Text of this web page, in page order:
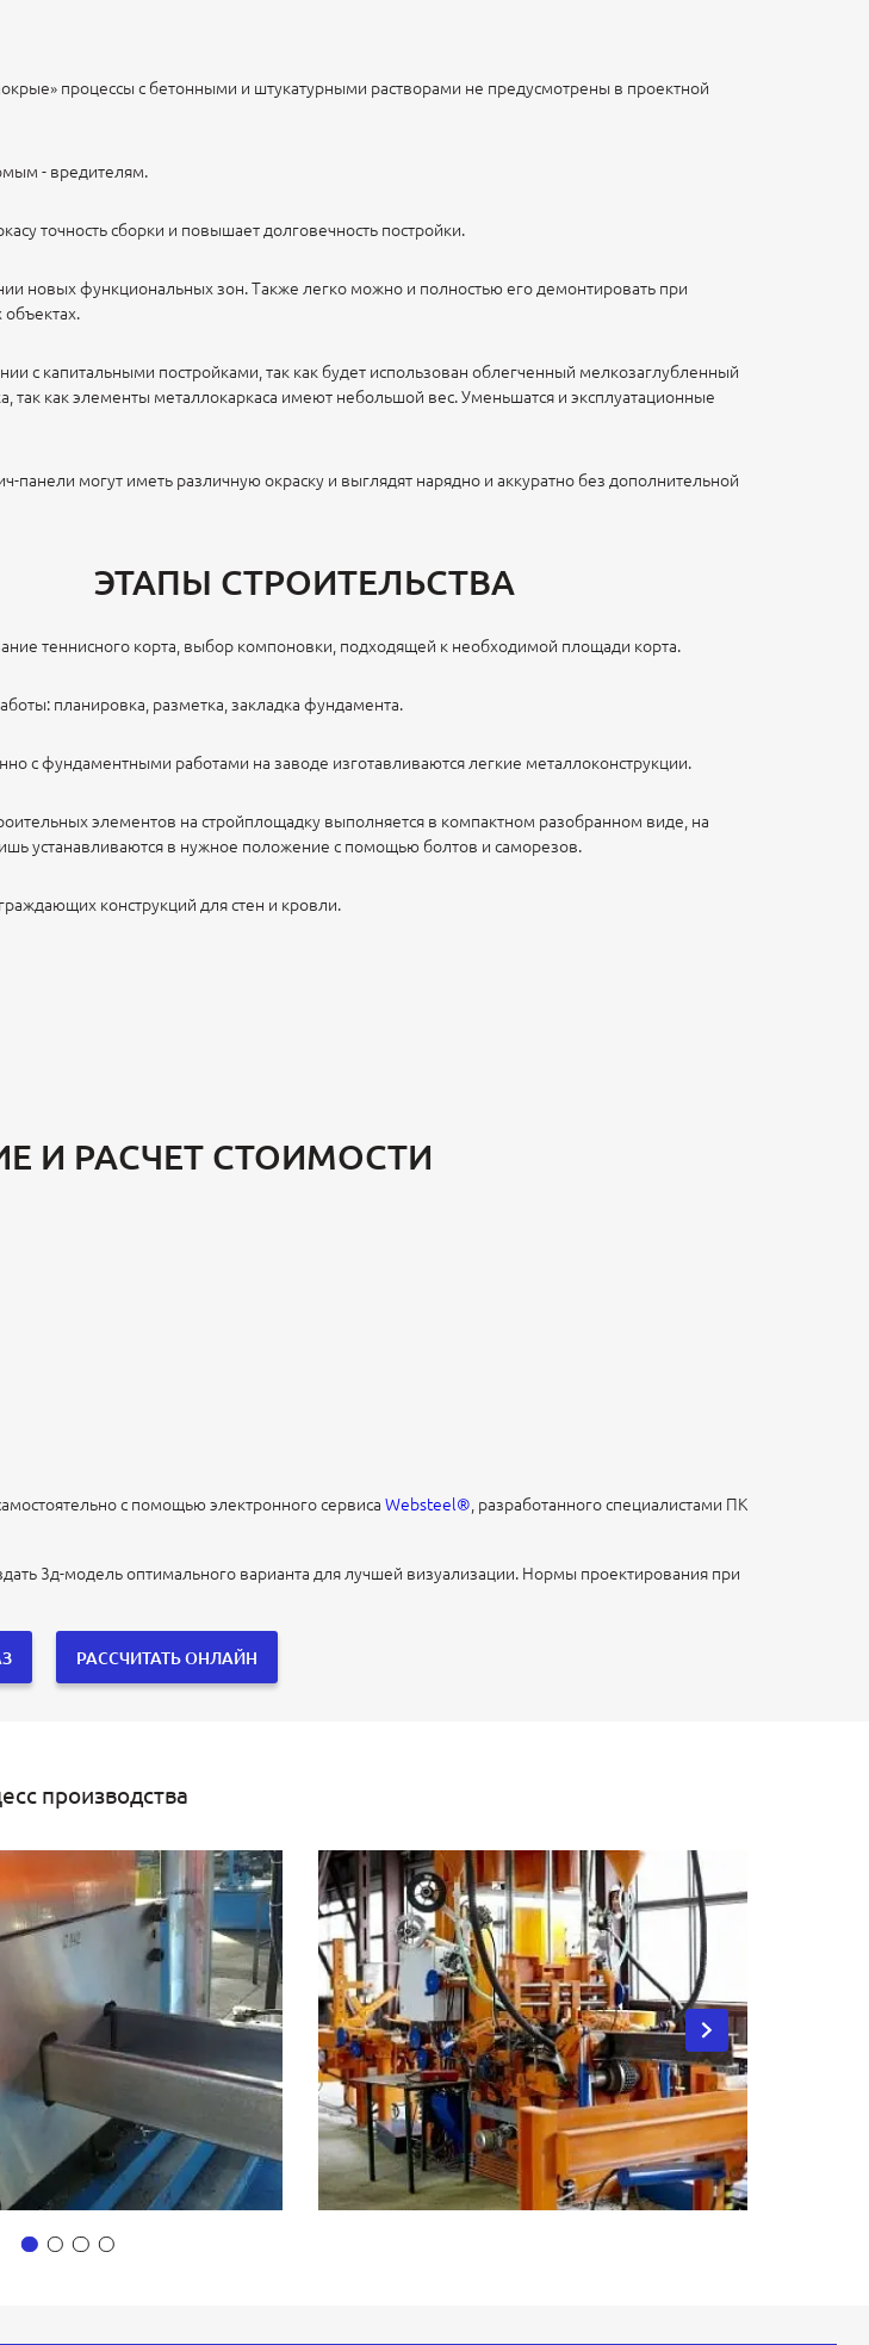
процессы с бетонными и штукатурными растворами не предусмотрены в проектной
- вредителям.
точность сборки и повышает долговечность постройки.
новых функциональных зон. Также легко можно и полностью его демонтировать при
с капитальными постройками, так как будет использован облегченный мелкозаглубленный
так как элементы металлокаркаса имеют небольшой вес. Уменьшатся и эксплуатационные
могут иметь различную окраску и выглядят нарядно и аккуратно без дополнительной
ЭТАПЫ СТРОИТЕЛЬСТВА
теннисного корта, выбор компоновки, подходящей к необходимой площади корта.
планировка, разметка, закладка фундамента.
с фундаментными работами на заводе изготавливаются легкие металлоконструкции.
элементов на стройплощадку выполняется в компактном разобранном виде, на
устанавливаются в нужное положение с помощью болтов и саморезов.
конструкций для стен и кровли.
И РАСЧЕТ СТОИМОСТИ
с помощью электронного сервиса Websteel® , разработанного специалистами ПК
3д-модель оптимального варианта для лучшей визуализации. Нормы проектирования при
РАССЧИТАТЬ ОНЛАЙН
производства